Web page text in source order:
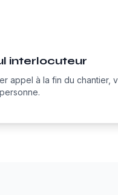
interlocuteur
appel à la fin du chantier,